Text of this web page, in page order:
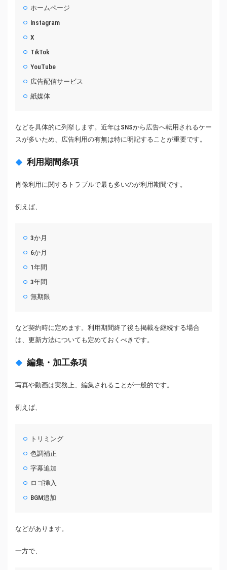
ホームページ
Instagram
X
TikTok
YouTube
広告配信サービス
紙媒体
などを具体的に列挙します。近年はSNSから広告へ転用されるケー
スが多いため、広告利用の有無は特に明記することが重要です。
利用期間条項
肖像利用に関するトラブルで最も多いのが利用期間です。
例えば、
3か月
6か月
1年間
3年間
無期限
など契約時に定めます。利用期間終了後も掲載を継続する場合
は、更新方法についても定めておくべきです。
編集・加工条項
写真や動画は実務上、編集されることが一般的です。
例えば、
トリミング
色調補正
字幕追加
ロゴ挿入
BGM追加
などがあります。
一方で、